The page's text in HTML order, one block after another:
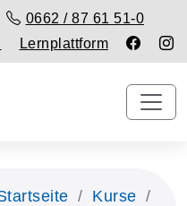
0662 / 87 61 51-0
Lernplattform
Kurse